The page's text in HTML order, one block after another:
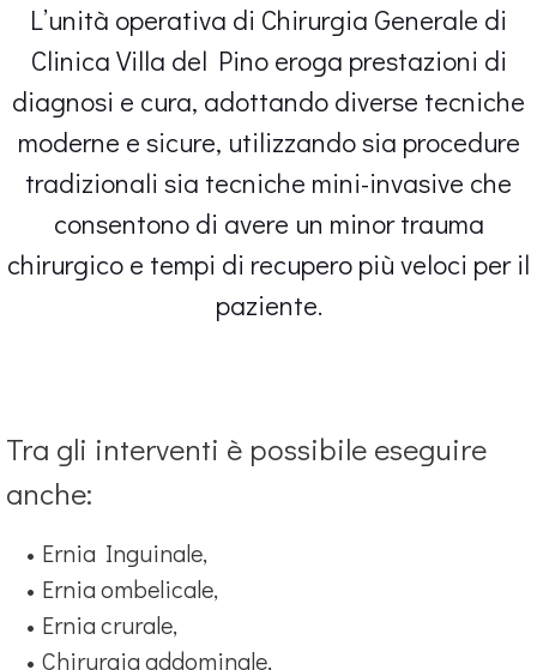
L’unità operativa di Chirurgia Generale di
Clinica Villa del Pino eroga prestazioni di
diagnosi e cura, adottando diverse tecniche
moderne e sicure, utilizzando sia procedure
tradizionali sia tecniche mini-invasive che
consentono di avere un minor trauma
chirurgico e tempi di recupero più veloci per il
paziente.
Tra gli interventi è possibile eseguire
anche:
Ernia Inguinale,
Ernia ombelicale,
Ernia crurale,
Chirurgia addominale,